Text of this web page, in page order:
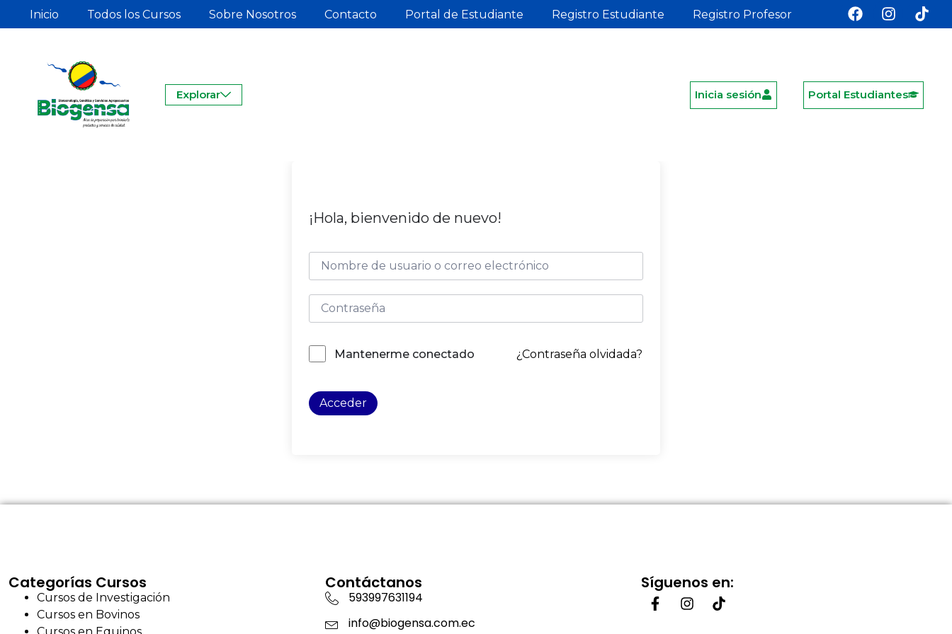
Inicio Todos los Cursos Sobre Nosotros Contacto Portal de Estudiante Registro Estudiante Registro Profesor
Explorar Inicia sesión Portal Estudiantes
¡Hola, bienvenido de nuevo!
Mantenerme conectado ¿Contraseña olvidada?
Acceder
Categorías Cursos
Cursos de Investigación
Cursos en Bovinos
Contáctanos
593997631194
info@biogensa.com.ec
Síguenos en: